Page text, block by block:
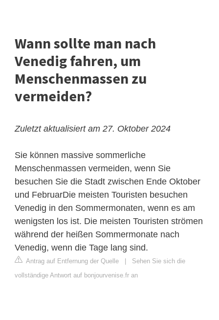
Wann sollte man nach
Venedig fahren, um
Menschenmassen zu
vermeiden?
Zuletzt aktualisiert am 27. Oktober 2024
Sie können massive sommerliche
Menschenmassen vermeiden, wenn Sie
besuchen Sie die Stadt zwischen Ende Oktober
und FebruarDie meisten Touristen besuchen
Venedig in den Sommermonaten, wenn es am
wenigsten los ist. Die meisten Touristen strömen
während der heißen Sommermonate nach
Venedig, wenn die Tage lang sind.
Antrag auf Entfernung der Quelle
Sehen Sie sich die
vollständige Antwort auf bonjourvenise.fr an